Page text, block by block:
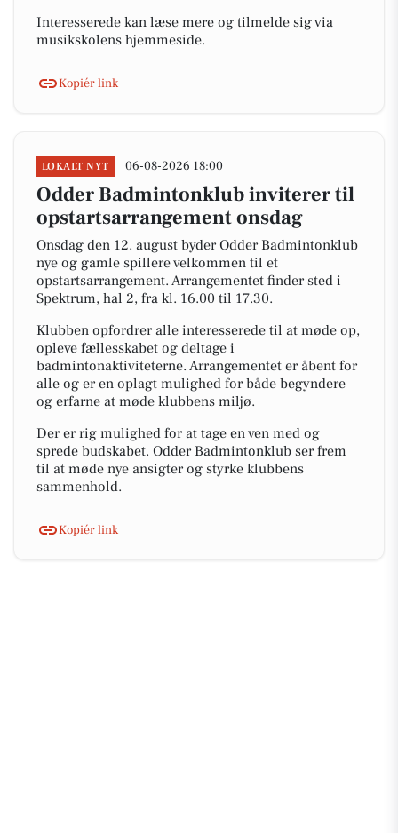
Interesserede kan læse mere og tilmelde sig via
musikskolens hjemmeside.
Kopiér link
LOKALT NYT 06-08-2026 18:00
Odder Badmintonklub inviterer til
opstartsarrangement onsdag
Onsdag den 12. august byder Odder Badmintonklub
nye og gamle spillere velkommen til et
opstartsarrangement. Arrangementet finder sted i
Spektrum, hal 2, fra kl. 16.00 til 17.30.
Klubben opfordrer alle interesserede til at møde op,
opleve fællesskabet og deltage i
badmintonaktiviteterne. Arrangementet er åbent for
alle og er en oplagt mulighed for både begyndere
og erfarne at møde klubbens miljø.
Der er rig mulighed for at tage en ven med og
sprede budskabet. Odder Badmintonklub ser frem
til at møde nye ansigter og styrke klubbens
sammenhold.
Kopiér link